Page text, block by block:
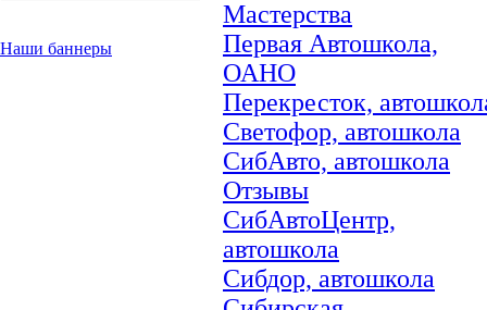
Наши баннеры
Мастерства
Первая Автошкола,
ОАНО
Перекресток,
Светофор, автошкола
СибАвто, автошкола
Отзывы
СибАвтоЦентр,
автошкола
Сибдор, автошкола